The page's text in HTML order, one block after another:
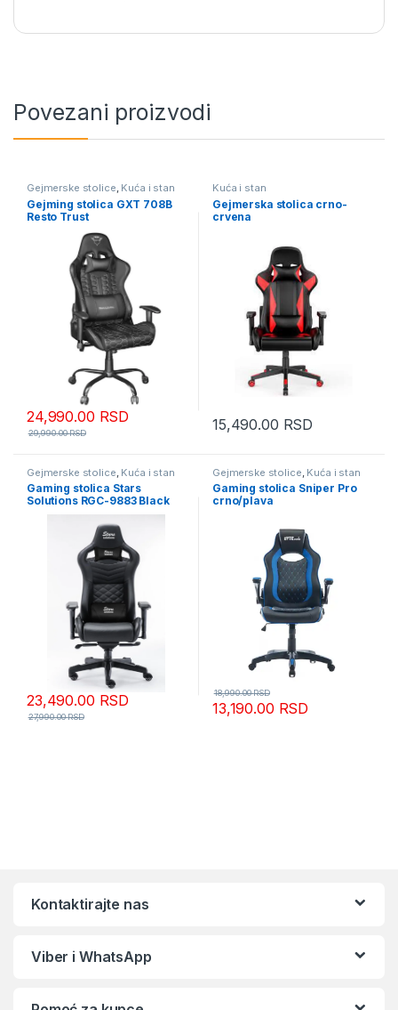
Povezani proizvodi
Gejmerske stolice, Kuća i stan
Gejming stolica GXT 708B
Resto Trust
24,990.00 RSD
29,990.00RSD
Kuća i stan
Gejmerska stolica crno-
crvena
15,490.00 RSD
Gejmerske stolice Kuća i stan
Gaming stolica Stars
Solutions RGC-9883 Black
23,490.00 RSD
27,990.00RSD
Gejmerske stolice Kuća i stan
Gaming stolica Sniper Pro
crno/plava
13,190.00 RSD
18,990.00RSD
Kontaktirajte nas
Viber i WhatsApp